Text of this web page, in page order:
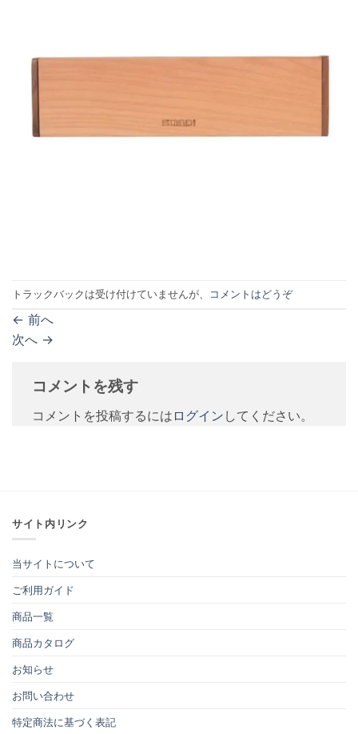
トラックバックは受け付けていませんが、 コメントはどうぞ
← 前へ
次へ →
コメントを残す
コメントを投稿するには ログイン してください。
サイト内リンク
当サイトについて
ご利用ガイド
商品一覧
商品カタログ
お知らせ
お問い合わせ
特定商法に基づく表記